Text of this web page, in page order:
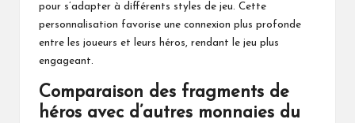
pour s’adapter à différents styles de jeu. Cette
personnalisation favorise une connexion plus profonde
entre les joueurs et leurs héros, rendant le jeu plus
engageant.
Comparaison des fragments de
héros avec d’autres monnaies du